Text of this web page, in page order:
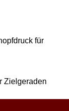
für
Zielgeraden